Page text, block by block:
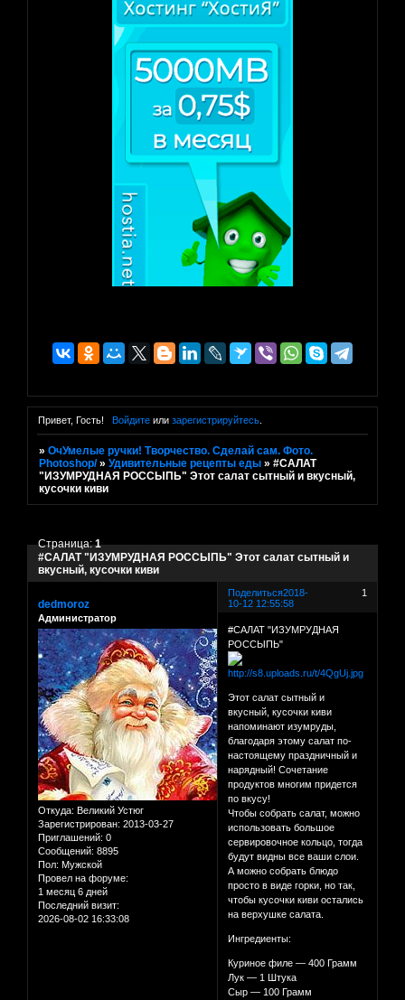
Привет, Гость! Войдитеили зарегистрируйтесь.
»ОчУмелые ручки! Творчество. Сделай сам. Фото.
Photoshop/ »Удивительные рецепты еды »#САЛАТ
"ИЗУМРУДНАЯ РОССЫПЬ" Этот салат сытный и вкусный,
кусочки киви
#САЛАТ "ИЗУМРУДНАЯ РОССЫПЬ" Этот салат сытный и
вкусный, кусочки киви
Страница:1
Поделиться 1
2018-
10-12 12:55:58
dedmoroz
Администратор
Откуда: Великий Устюг
Зарегистрирован: 2013-03-27
Приглашений: 0
Сообщений: 8895
Пол: Мужской
Провел на форуме:
1 месяц 6 дней
Последний визит:
2026-08-02 16:33:08
#САЛАТ "ИЗУМРУДНАЯ
РОССЫПЬ"
Этот салат сытный и
вкусный, кусочки киви
напоминают изумруды,
благодаря этому салат по-
настоящему праздничный и
нарядный! Сочетание
продуктов многим придется
по вкусу!
Чтобы собрать салат, можно
использовать большое
сервировочное кольцо, тогда
будут видны все ваши слои.
А можно собрать блюдо
просто в виде горки, но так,
чтобы кусочки киви остались
на верхушке салата.
Ингредиенты:
Куриное филе — 400 Грамм
Лук — 1 Штука
Сыр — 100 Грамм